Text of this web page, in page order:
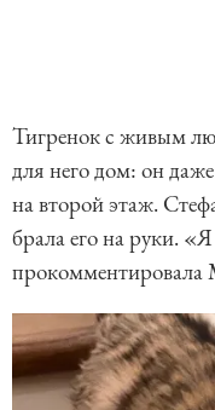
Тигренок с живым
для него дом: он
на второй этаж.
брала его на руки.
прокомментировала